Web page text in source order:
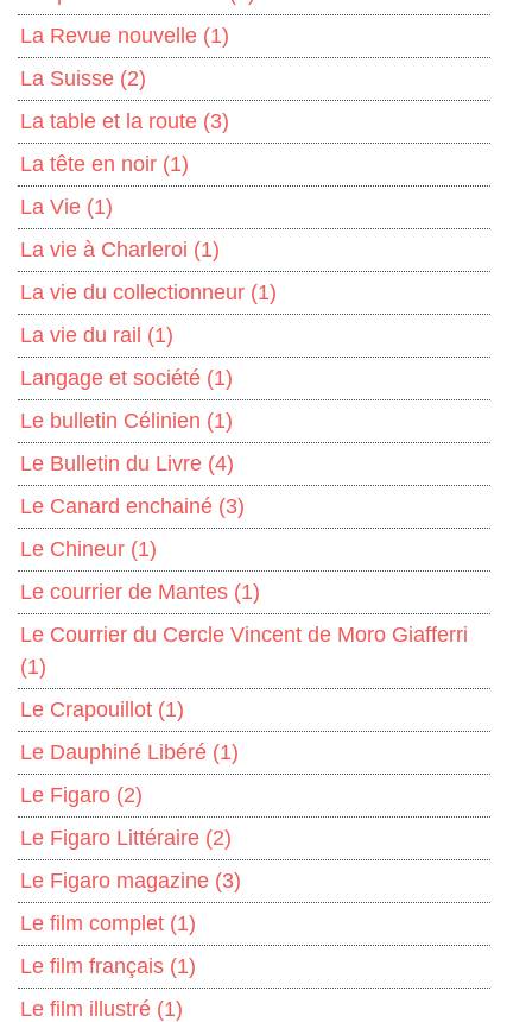
La Revue nouvelle (1)
La Suisse (2)
La table et la route (3)
La tête en noir (1)
La Vie (1)
La vie à Charleroi (1)
La vie du collectionneur (1)
La vie du rail (1)
Langage et société (1)
Le bulletin Célinien (1)
Le Bulletin du Livre (4)
Le Canard enchainé (3)
Le Chineur (1)
Le courrier de Mantes (1)
Le Courrier du Cercle Vincent de Moro Giafferri
(1)
Le Crapouillot (1)
Le Dauphiné Libéré (1)
Le Figaro (2)
Le Figaro Littéraire (2)
Le Figaro magazine (3)
Le film complet (1)
Le film français (1)
Le film illustré (1)